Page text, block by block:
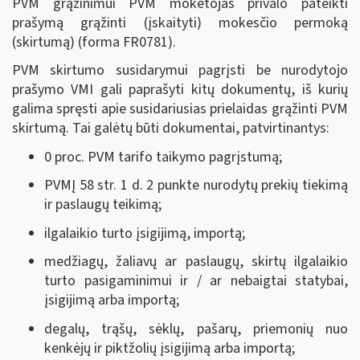
prašymą grąžinti (įskaityti) mokesčio permoką
(skirtumą) (forma FR0781).
PVM skirtumo susidarymui pagrįsti be nurodytojo
prašymo VMI gali paprašyti kitų dokumentų, iš kurių
galima spręsti apie susidariusias prielaidas grąžinti PVM
skirtumą. Tai galėtų būti dokumentai, patvirtinantys:
0 proc. PVM tarifo taikymo pagrįstumą;
PVMĮ 58 str. 1 d. 2 punkte nurodytų prekių tiekimą
ir paslaugų teikimą;
ilgalaikio turto įsigijimą, importą;
medžiagų, žaliavų ar paslaugų, skirtų ilgalaikio
turto pasigaminimui ir / ar nebaigtai statybai,
įsigijimą arba importą;
degalų, trąšų, sėklų, pašarų, priemonių nuo
kenkėjų ir piktžolių įsigijimą arba importą;